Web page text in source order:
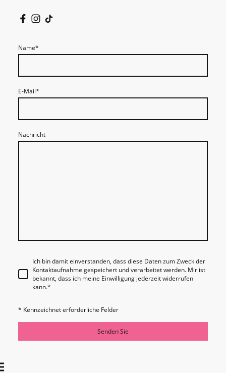
Name*
E-Mail*
Nachricht
Ich bin damit einverstanden, dass diese Daten zum Zweck der
Kontaktaufnahme gespeichert und verarbeitet werden. Mir ist
bekannt, dass ich meine Einwilligung jederzeit widerrufen
kann.*
* Kennzeichnet erforderliche Felder
Senden Sie